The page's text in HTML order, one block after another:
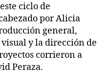
ciclo de
por Alicia
general,
y la dirección de
corrieron a
Peraza.